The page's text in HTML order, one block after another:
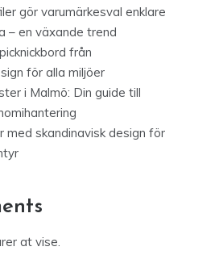
gör varumärkesval enklare
– en växande trend
från
för alla miljöer
i Malmö: Din guide till
med skandinavisk design för
at vise.